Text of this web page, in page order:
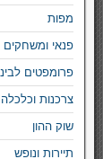
מפות
פנאי ומשחקים
פרומפטים
צרכנות וכלכלה
שוק ההון
תיירות ונופש